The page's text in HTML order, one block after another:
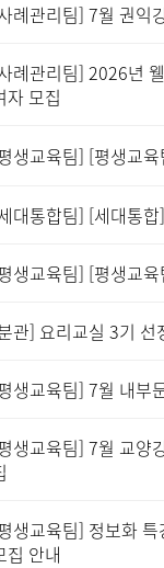
례관리팀] 7월 권익
례관리팀] 2026년
자 모집
생교육팀] [평생교
대통합팀] [세대통
생교육팀] [평생교
관] 요리교실 3기 선
생교육팀] 7월 내부
생교육팀] 7월 교양
생교육팀] 정보화
집 안내